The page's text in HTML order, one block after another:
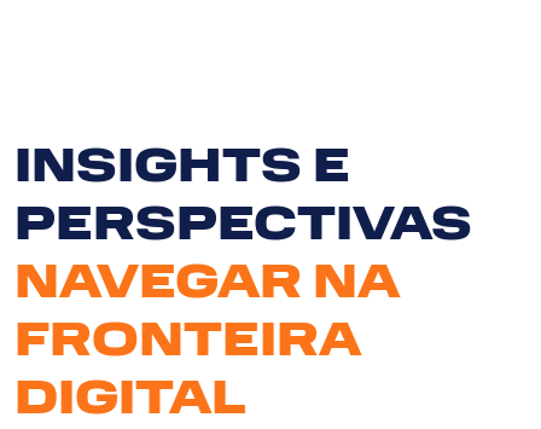
INSIGHTS E
PERSPECTIVAS
NAVEGAR NA
FRONTEIRA
DIGITAL